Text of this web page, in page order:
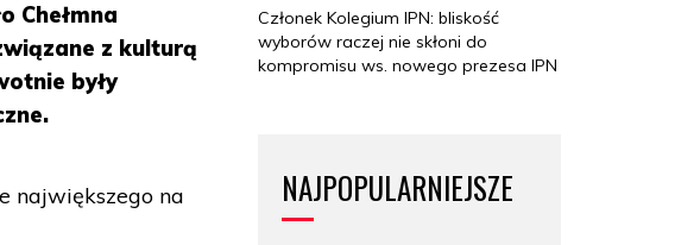
Chełmna
z kulturą
były
największego na
Członek Kolegium IPN: bliskość
wyborów raczej nie skłoni do
kompromisu ws. nowego prezesa IPN
NAJPOPULARNIEJSZE